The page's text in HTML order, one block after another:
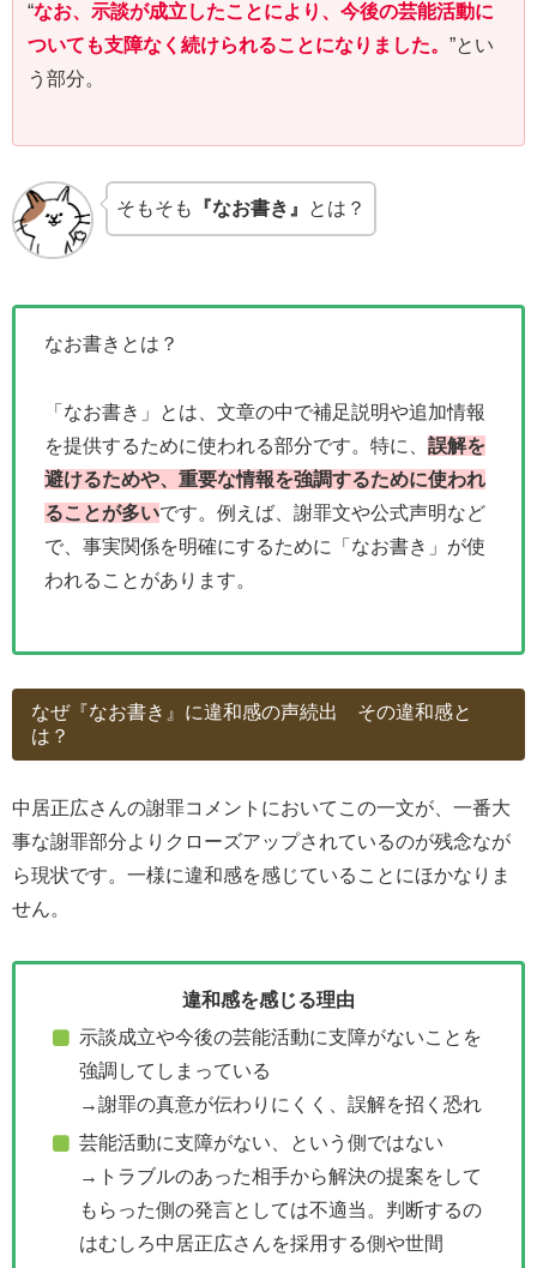
“なお、示談が成立したことにより、今後の芸能活動に
ついても支障なく続けられることになりました。 ”とい
う部分。
そもそも 『なお書き』 とは？
なお書きとは？
「なお書き」とは、文章の中で補足説明や追加情報
を提供するために使われる部分です。特に、 誤解を
避けるためや、重要な情報を強調するために使われ
ることが多いです。例えば、謝罪文や公式声明など
で、事実関係を明確にするために「なお書き」が使
われることがあります。
なぜ『なお書き』に違和感の声続出 その違和感と
は？
中居正広さんの謝罪コメントにおいてこの一文が、一番大
事な謝罪部分よりクローズアップされているのが残念なが
ら現状です。一様に違和感を感じていることにほかなりま
せん。
違和感を感じる理由
示談成立や今後の芸能活動に支障がないことを
強調してしまっている
→謝罪の真意が伝わりにくく、誤解を招く恐れ
芸能活動に支障がない、という側ではない
→トラブルのあった相手から解決の提案をして
もらった側の発言としては不適当。判断するの
はむしろ中居正広さんを採用する側や世間